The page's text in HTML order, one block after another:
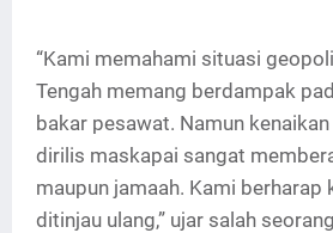
“Kami memahami situasi
Tengah memang berdampak
bakar pesawat. Namun
dirilis maskapai sangat
maupun jamaah. Kami berharap
ditinjau ulang,” ujar salah